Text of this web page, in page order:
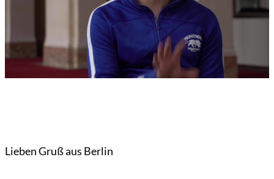
Lieben Gruß aus Berlin